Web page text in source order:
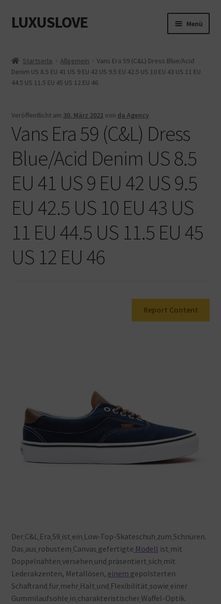
Zur
Navigation
Zum
Inhalt
LUXUSLOVE Menü
Cookie-Richtlinie (EU)
Impressum
Kasse
Mein Konto
Shop
Warenkorb
Startseite Allgemein
Vans Era 59 (C&L) Dress Blue/Acid
Denim US 8.5 EU 41 US 9 EU 42 US 9.5 EU 42.5 US 10 EU 43 US 11 EU
44.5 US 11.5 EU 45 US 12 EU 46
Veröffentlicht am 30. März 2021 von da Agency
Vans Era 59 (C&L) Dress
Blue/Acid Denim US 8.5
EU 41 US 9 EU 42 US 9.5
EU 42.5 US 10 EU 43 US
11 EU 44.5 US 11.5 EU 45
US 12 EU 46
Report Content
Der C&L Era 59 ist ein Low-Top-Skateschuh zum Schnüren.
Das aus robustem Canvas gefertigte Modell ist mit
Doppelnähten versehen und präsentiert sich mit
Lederakzenten, Metallösen, einem gepolsterten
Schaftrand für mehr Halt und Flexibilität sowie einer
Gummilaufsohle in charakteristischer Waffel-Optik.